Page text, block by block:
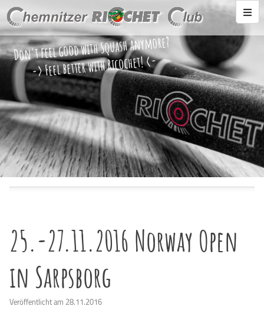
Don't feel good with Squash anymore?
-> Feel better with Ricochet! <-
25.-27.11.2016 Norway Open
in Sarpsborg
Veröffentlicht am 28.11.2016